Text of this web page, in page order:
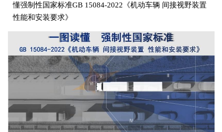
懂强制性国家标准GB 15084-2022《机动车辆 间接视野装置
性能和安装要求》